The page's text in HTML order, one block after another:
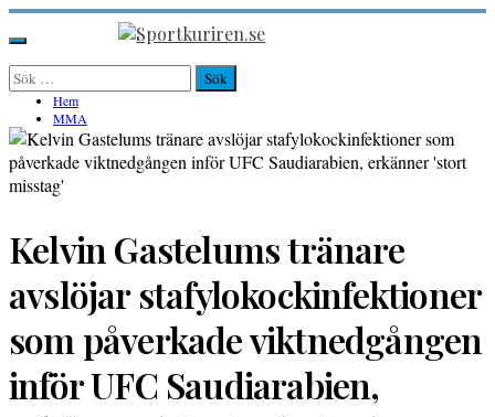
Hoppa
till
innehåll
Sportkuriren.se
Primär
meny
Sök
efter: Hem
MMA
Kelvin Gastelums tränare
avslöjar stafylokockinfektioner
som påverkade viktnedgången
inför UFC Saudiarabien,